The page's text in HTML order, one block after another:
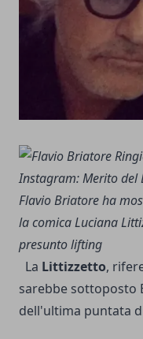
Flavio Briatore ha
la comica Luciana
presunto lifting
La Littizzetto,
sarebbe sottoposto
dell'ultima puntata